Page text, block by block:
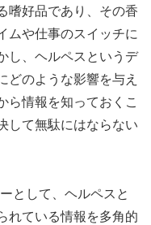
嗜好品であり、その香
ムや仕事のスイッチに
し、ヘルペスというデ
どのような影響を与え
ら情報を知っておくこ
して無駄にはならない
として、ヘルペスと
れている情報を多角的